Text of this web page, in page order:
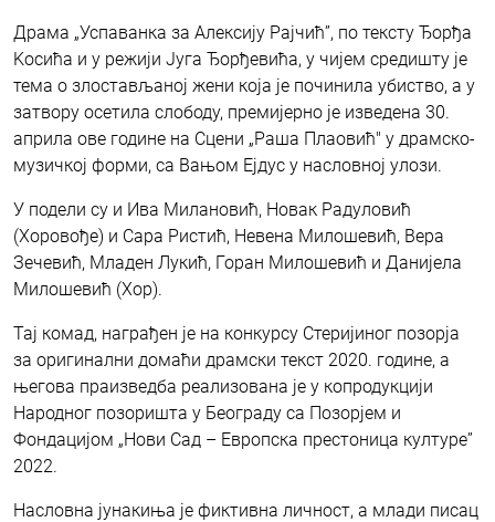
Драма „Успаванка за Алексију Рајчић”, по тексту Ђорђа
Kосића и у режији Југа Ђорђевића, у чијем средишту је
тема о злостављаној жени која је починила убиство, а у
затвору осетила слободу, премијерно је изведена 30.
априла ове године на Сцени „Раша Плаовић" у драмско-
музичкој форми, са Вањом Ејдус у насловној улози.
У подели су и Ива Милановић, Новак Радуловић
(Хоровође) и Сара Ристић, Невена Милошевић, Вера
Зечевић, Младен Лукић, Горан Милошевић и Данијела
Милошевић (Хор).
Тај комад, награђен је на конкурсу Стеријиног позорја
за оригинални домаћи драмски текст 2020. године, а
његова праизведба реализована је у копродукцији
Народног позоришта у Београду са Позорјем и
Фондацијом „Нови Сад – Европска престоница културе”
2022.
Насловна јунакиња је фиктивна личност, а млади писац